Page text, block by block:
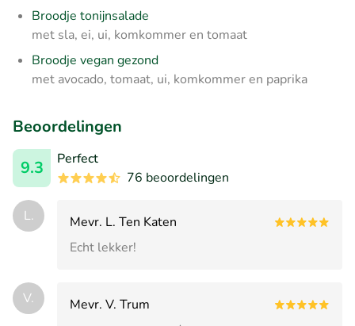
Broodje tonijnsalade
met sla, ei, ui, komkommer en tomaat
Broodje vegan gezond
met avocado, tomaat, ui, komkommer en paprika
Beoordelingen
9.3
Perfect
76 beoordelingen
L.
Mevr. L. Ten Katen
Echt lekker!
V.
Mevr. V. Trum